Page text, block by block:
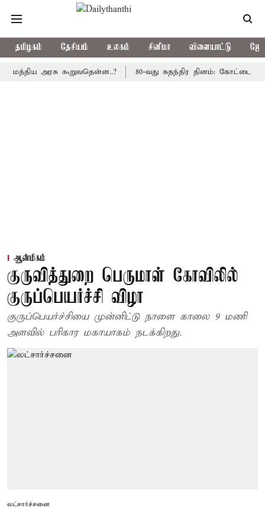
தமிழகம் தேசியம் உலகம் சினிமா விளையாட்டு
அரசு கூறுவதென்ன..? 80-வது சுதந்திர தினம்: கோட்டை
ஆன்மிகம்
குருவித்துறை பெருமாள் கோவிலில்
குருப்பெயர்ச்சி விழா
குருப்பெயர்ச்சியை முன்னிட்டு நாளை காலை 9 மணி
அளவில் பரிகார மகாயாகம் நடக்கிறது.
லட்சார்ச்சனை